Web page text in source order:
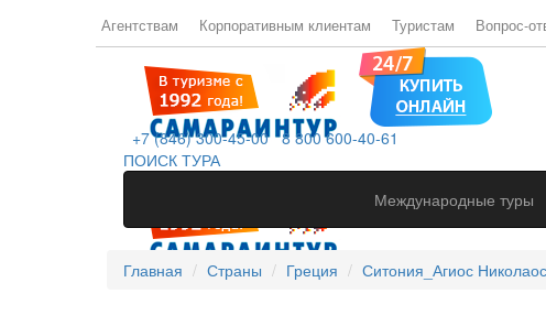
Агентствам Корпоративным клиентам Туристам Вопрос-
+7 (846) 300-45-00 8 800 600-40-61
ПОИСК ТУРА
Международные туры
Главная Страны Греция Ситония_Агиос